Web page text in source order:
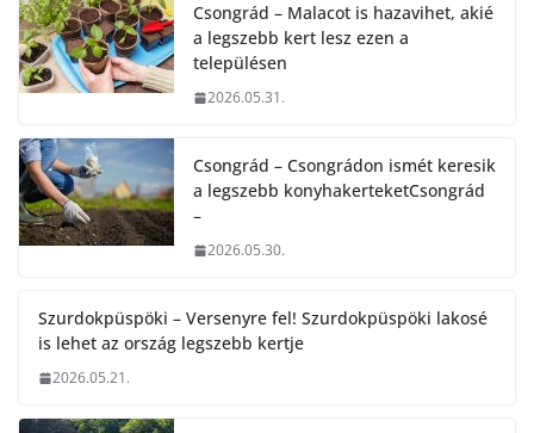
Csongrád – Malacot is hazavihet, akié
a legszebb kert lesz ezen a
településen
2026.05.31.
Csongrád – Csongrádon ismét keresik
a legszebb konyhakerteketCsongrád
–
2026.05.30.
Szurdokpüspöki – Versenyre fel! Szurdokpüspöki lakosé
is lehet az ország legszebb kertje
2026.05.21.